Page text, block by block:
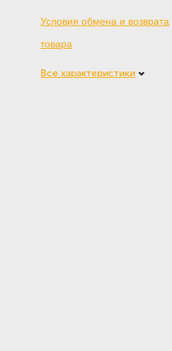
Условия обмена и возврата
товара
Все характеристики